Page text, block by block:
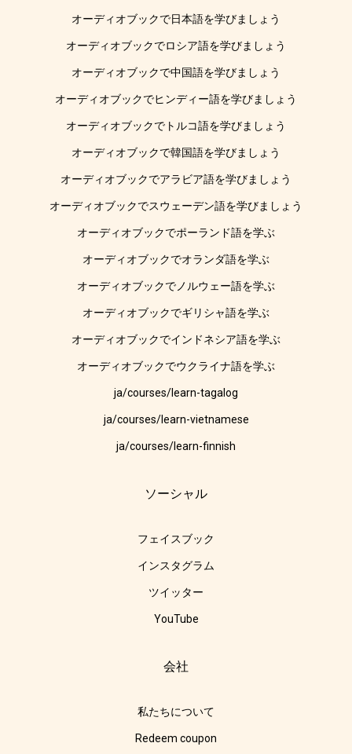
オーディオブックで日本語を学びましょう
オーディオブックでロシア語を学びましょう
オーディオブックで中国語を学びましょう
オーディオブックでヒンディー語を学びましょう
オーディオブックでトルコ語を学びましょう
オーディオブックで韓国語を学びましょう
オーディオブックでアラビア語を学びましょう
オーディオブックでスウェーデン語を学びましょう
オーディオブックでポーランド語を学ぶ
オーディオブックでオランダ語を学ぶ
オーディオブックでノルウェー語を学ぶ
オーディオブックでギリシャ語を学ぶ
オーディオブックでインドネシア語を学ぶ
オーディオブックでウクライナ語を学ぶ
ja/courses/learn-tagalog
ja/courses/learn-vietnamese
ja/courses/learn-finnish
ソーシャル
フェイスブック
インスタグラム
ツイッター
YouTube
会社
私たちについて
Redeem coupon